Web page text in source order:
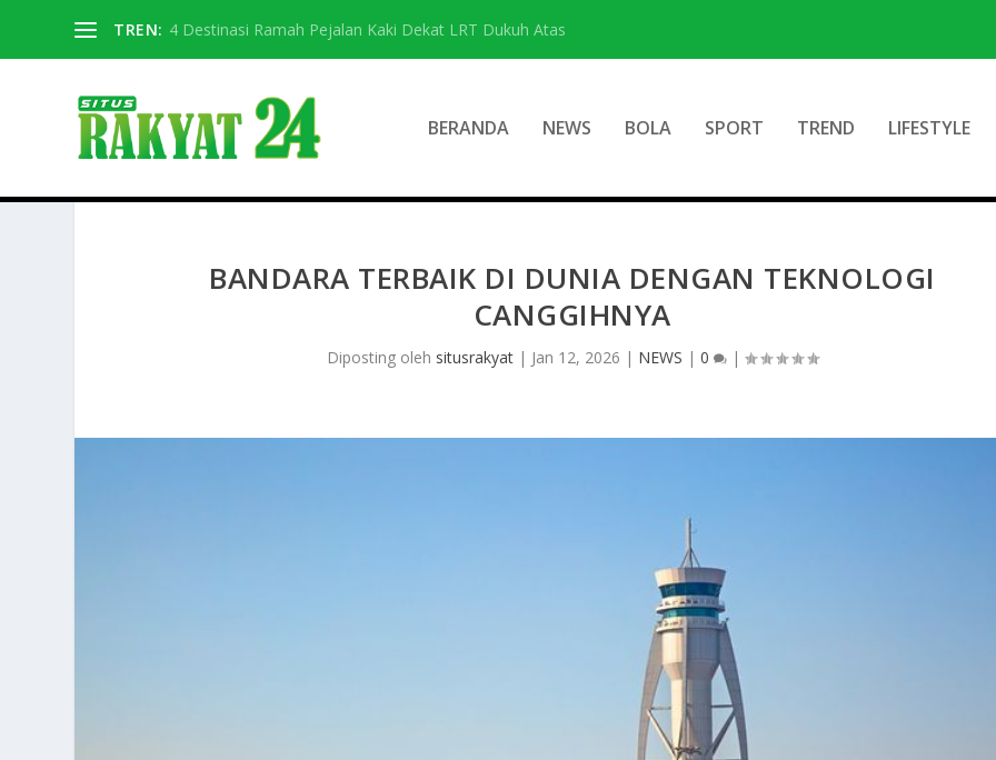
TREN: 4 Destinasi Ramah Pejalan Kaki Dekat LRT Dukuh Atas
BERANDA NEWS BOLA SPORT TREND LIFESTYLE
BANDARA TERBAIK DI DUNIA DENGAN TEKNOLOGI
CANGGIHNYA
Diposting oleh situsrakyat| Jan 12, 2026 | NEWS | 0 |